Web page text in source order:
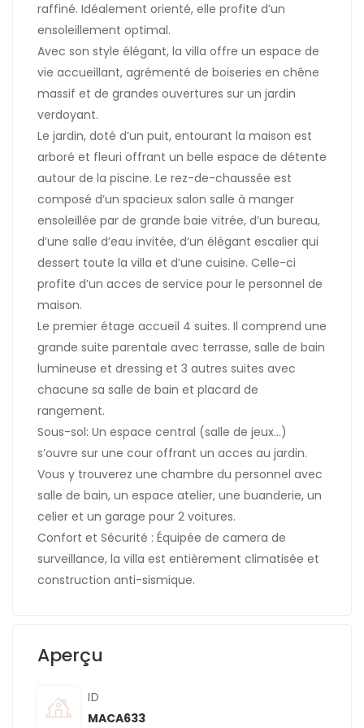
raffiné. Idéalement orienté, elle profite d’un
ensoleillement optimal.
Avec son style élégant, la villa offre un espace de
vie accueillant, agrémenté de boiseries en chêne
massif et de grandes ouvertures sur un jardin
verdoyant.
Le jardin, doté d’un puit, entourant la maison est
arboré et fleuri offrant un belle espace de détente
autour de la piscine. Le rez-de-chaussée est
composé d’un spacieux salon salle à manger
ensoleillée par de grande baie vitrée, d’un bureau,
d’une salle d’eau invitée, d’un élégant escalier qui
dessert toute la villa et d’une cuisine. Celle-ci
profite d’un acces de service pour le personnel de
maison.
Le premier étage accueil 4 suites. Il comprend une
grande suite parentale avec terrasse, salle de bain
lumineuse et dressing et 3 autres suites avec
chacune sa salle de bain et placard de
rangement.
Sous-sol: Un espace central (salle de jeux…)
s’ouvre sur une cour offrant un acces au jardin.
Vous y trouverez une chambre du personnel avec
salle de bain, un espace atelier, une buanderie, un
celier et un garage pour 2 voitures.
Confort et Sécurité : Équipée de camera de
surveillance, la villa est entièrement climatisée et
construction anti-sismique.
Aperçu
ID
MACA633